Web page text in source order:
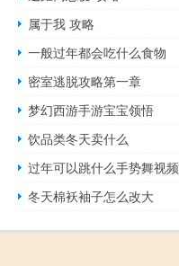
属于我 攻略
一般过年都会吃什么食物
密室逃脱攻略第一章
梦幻西游手游宝宝领悟
饮品类冬天卖什么
过年可以跳什么手势舞视频
冬天棉袄袖子怎么改大